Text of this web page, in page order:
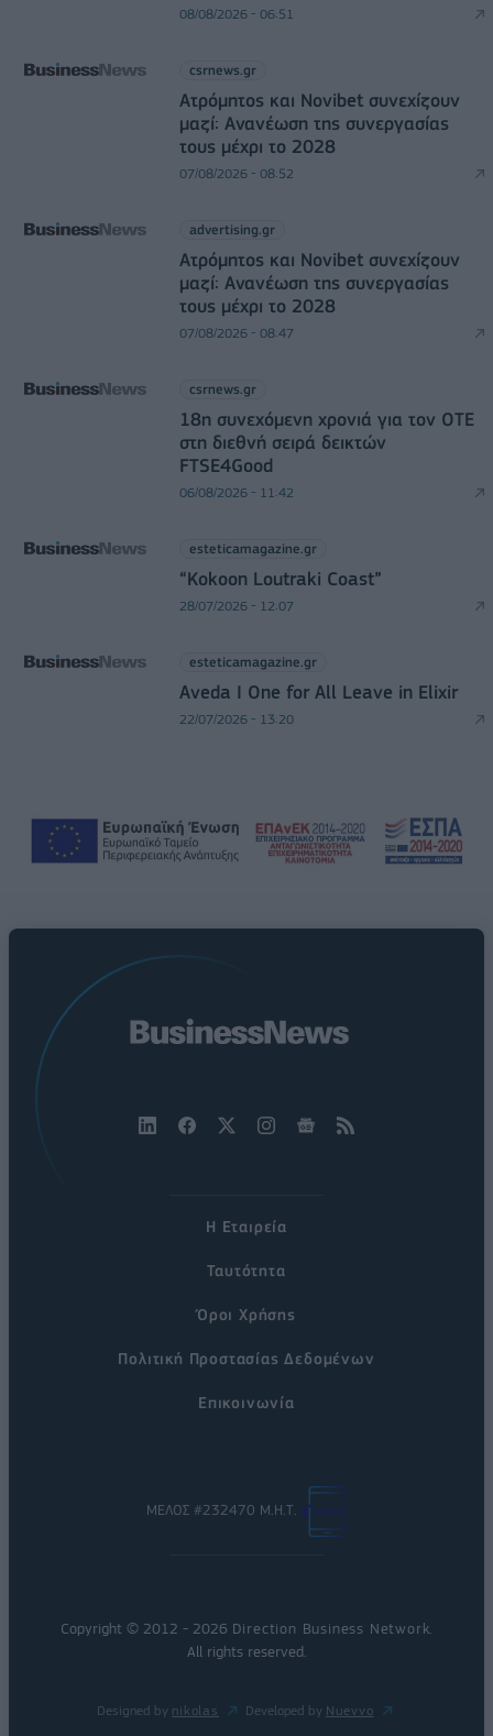
08/08/2026 - 06:51
csrnews.gr
Ατρόμητος και Novibet συνεχίζουν
μαζί: Ανανέωση της συνεργασίας
τους μέχρι το 2028
07/08/2026 - 08:52
advertising.gr
Ατρόμητος και Novibet συνεχίζουν
μαζί: Ανανέωση της συνεργασίας
τους μέχρι το 2028
07/08/2026 - 08:47
csrnews.gr
18η συνεχόμενη χρονιά για τον ΟΤΕ
στη διεθνή σειρά δεικτών
FTSE4Good
06/08/2026 - 11:42
esteticamagazine.gr
“Kokoon Loutraki Coast”
28/07/2026 - 12:07
esteticamagazine.gr
Aveda I One for All Leave in Elixir
22/07/2026 - 13:20
Η Εταιρεία
Ταυτότητα
Όροι Χρήσης
Πολιτική Προστασίας Δεδομένων
Επικοινωνία
ΜΕΛΟΣ #232470 Μ.Η.Τ.
Copyright © 2012 - 2026 Direction Business Network.
All rights reserved.
Designed by nikolas Developed by Nuevvo